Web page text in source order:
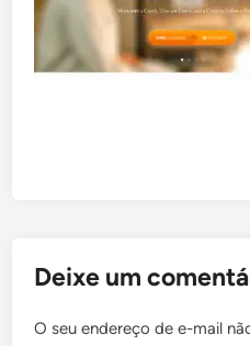
Deixe um
O seu endereço de e-mail